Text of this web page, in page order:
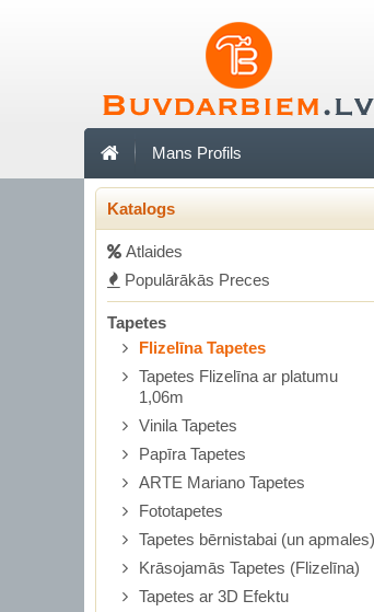
Mans Profils
Katalogs
Аtlaides
Populārākās Preces
Tapetes
Flizelīna Tapetes
Tapetes Flizelīna ar platumu
1,06m
Vinila Tapetes
Papīra Tapetes
ARTE Mariano Tapetes
Fototapetes
Tapetes bērnistabai (un apmales)
Krāsojamās Tapetes (Flizelīna)
Tapetes ar 3D Efektu